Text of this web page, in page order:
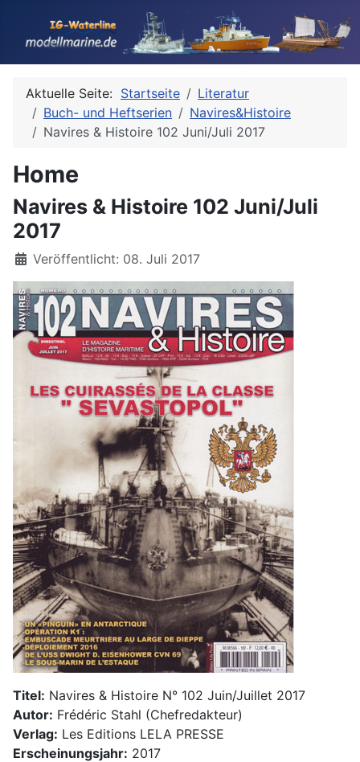
Aktuelle Seite: Startseite
Literatur
Buch- und Heftserien
Navires&Histoire
Navires & Histoire 102 Juni/Juli 2017
Home
Navires & Histoire 102 Juni/Juli
2017
Details
Veröffentlicht: 08. Juli 2017
Titel: Navires & Histoire N° 102 Juin/Juillet 2017
Autor: Frédéric Stahl (Chefredakteur)
Verlag: Les Editions LELA PRESSE
Erscheinungsjahr: 2017